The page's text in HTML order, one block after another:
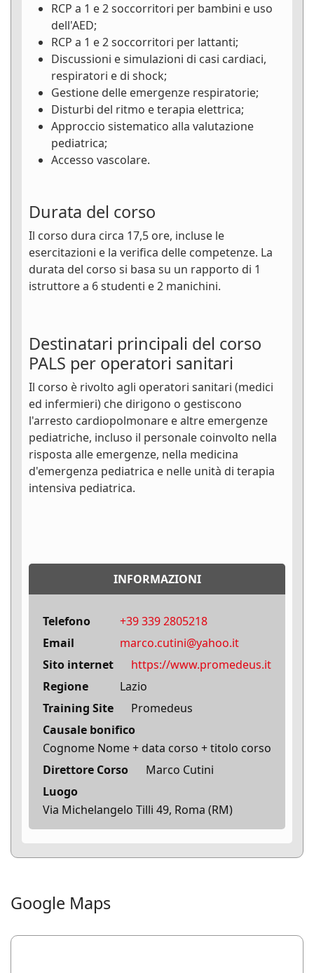
RCP a 1 e 2 soccorritori per bambini e uso
dell'AED;
RCP a 1 e 2 soccorritori per lattanti;
Discussioni e simulazioni di casi cardiaci,
respiratori e di shock;
Gestione delle emergenze respiratorie;
Disturbi del ritmo e terapia elettrica;
Approccio sistematico alla valutazione
pediatrica;
Accesso vascolare.
Durata del corso
Il corso dura circa 17,5 ore, incluse le
esercitazioni e la verifica delle competenze. La
durata del corso si basa su un rapporto di 1
istruttore a 6 studenti e 2 manichini.
Destinatari principali del corso
PALS per operatori sanitari
Il corso è rivolto agli operatori sanitari (medici
ed infermieri) che dirigono o gestiscono
l'arresto cardiopolmonare e altre emergenze
pediatriche, incluso il personale coinvolto nella
risposta alle emergenze, nella medicina
d'emergenza pediatrica e nelle unità di terapia
intensiva pediatrica.
INFORMAZIONI
Telefono
‭+39 339 2805218‬
Email
marco.cutini@yahoo.it
Sito internet
https://www.promedeus.it
Regione
Lazio
Training Site
Promedeus
Causale bonifico
Cognome Nome + data corso + titolo corso
Direttore Corso
Marco Cutini
Luogo
Via Michelangelo Tilli 49, Roma (RM)
Google Maps